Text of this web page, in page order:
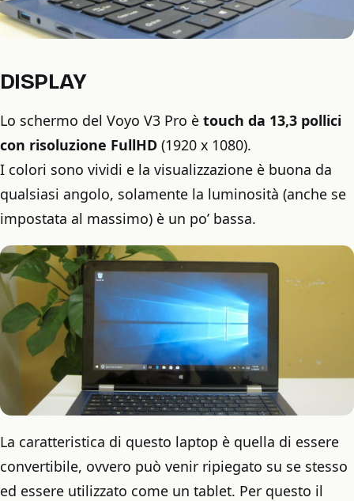
DISPLAY
Lo schermo del Voyo V3 Pro è touch da 13,3 pollici
con risoluzione FullHD (1920 x 1080).
I colori sono vividi e la visualizzazione è buona da
qualsiasi angolo, solamente la luminosità (anche se
impostata al massimo) è un po’ bassa.
La caratteristica di questo laptop è quella di essere
convertibile, ovvero può venir ripiegato su se stesso
ed essere utilizzato come un tablet. Per questo il